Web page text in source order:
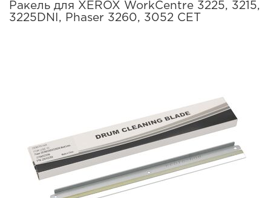
Ракель для XEROX WorkCentre 3225, 3215,
3225DNI, Phaser 3260, 3052 CET